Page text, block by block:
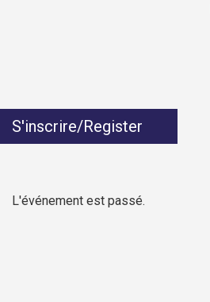
S'inscrire/Register
L'événement est passé.